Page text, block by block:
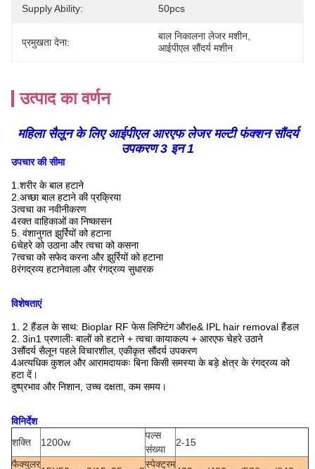
Supply Ability: 50pcs
प्रमुखता देना:
बाल निकालना लेजर मशीन
आईपीएल सौंदर्य मशीन
उत्पाद का वर्णन
महिला सैलून के लिए आईपीएल आरएफ लेजर मल्टी फंक्शन सौंदर्य
उपकरण 3 इन 1
उपचार की सीमा
1.शरीर के बाल हटाने
2.अच्छा बाल हटाने की प्रक्रिया
3त्वचा का नवीनीकरण
4रक्त वाहिकाओं का निष्कासन
5. वंशानुगत झुर्रियों को हटाना
6चेहरे को उठाना और त्वचा को कसना
7त्वचा को सफेद करना और झुर्रियों को हटाना
8रंगद्रव्य हटानेवाला और रंगद्रव्य सुधारक
विशेषताएं
1. 2 हैंडल के साथ: Bioplar RF फेस लिफ्टिंग औरle& IPL hair removal हैंडल
2. 3in1 प्रणालीः बालों को हटाने + त्वचा कायाकल्प + आरएफ चेहरे उठाने
3सौंदर्य सैलून पहले विचारशील, एकीकृत सौंदर्य उपकरण
4अत्यधिक कुशल और आरामदायकः बिना किसी समस्या के बड़े क्षेत्र के रंगद्रव्य को
हटा दें।
दुष्प्रभाव और निशान, उच्च दक्षता, कम समय।
विनिर्देश
शक्ति
1200w
पल्स
संख्या
2-15
फैक्युलर
स्पेक्ट्रम